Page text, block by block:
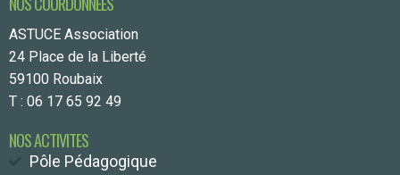
ASTUCE Association
24 Place de la Liberté
59100 Roubaix
T : 06 17 65 92 49
NOS ACTIVITES
Pôle Pédagogique